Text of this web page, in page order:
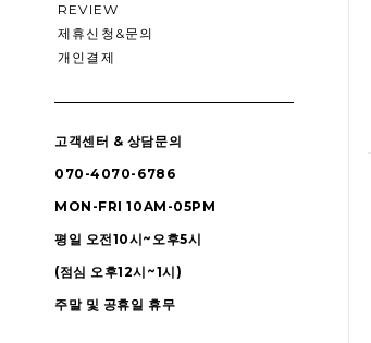
REVIEW
제휴신청&문의
개인결제
고객센터 & 상담문의
070-4070-6786
MON-FRI 10AM-05PM
평일 오전10시~오후5시
(점심 오후12시~1시)
주말 및 공휴일 휴무